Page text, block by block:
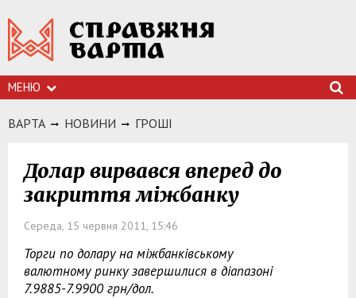
МЕНЮ
ВАРТА НОВИНИ ГРОШI
Долар вирвався вперед до
закриття міжбанку
Середа, 15 червня 2011, 15:46
Торги по долару на міжбанківському
валютному ринку завершилися в діапазоні
7.9885-7.9900 грн/дол.